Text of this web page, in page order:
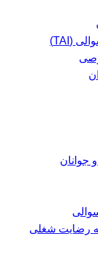
جوانان
رضایت شغلی